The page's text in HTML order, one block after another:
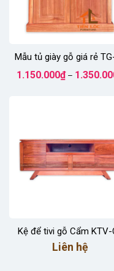
Mẫu tủ giày gỗ giá rẻ
1.150.000₫ –
Kệ để tivi gỗ Cẩm KTV-
Liên hệ